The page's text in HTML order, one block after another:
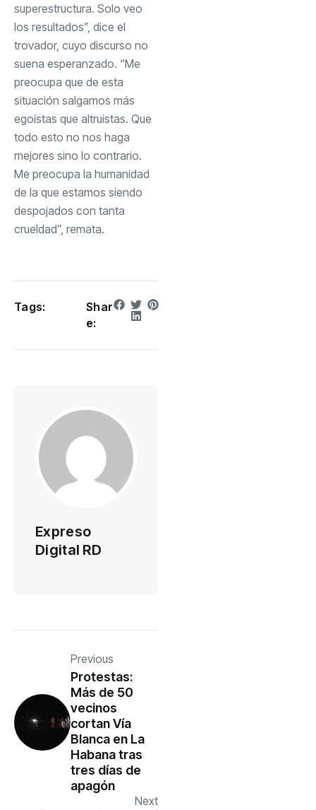
superestructura. Solo veo
los resultados”, dice el
trovador, cuyo discurso no
suena esperanzado. “Me
preocupa que de esta
situación salgamos más
egoístas que altruistas. Que
todo esto no nos haga
mejores sino lo contrario.
Me preocupa la humanidad
de la que estamos siendo
despojados con tanta
crueldad”, remata.
Tags:
Shar
e:
Expreso
Digital RD
Previous
Protestas:
Más de 50
vecinos
cortan Vía
Blanca en La
Habana tras
tres días de
apagón
Next